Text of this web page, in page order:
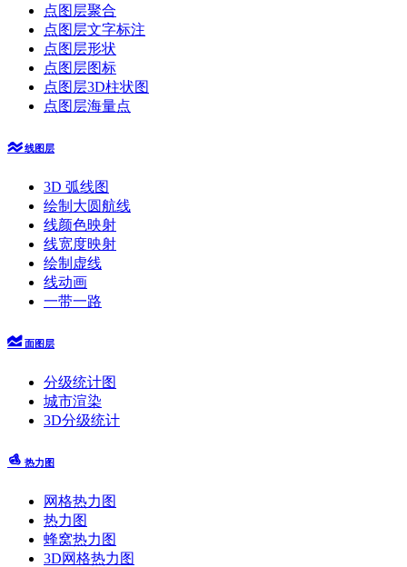
点图层聚合
点图层文字标注
点图层形状
点图层图标
点图层3D柱状图
点图层海量点
线图层
3D 弧线图
绘制大圆航线
线颜色映射
线宽度映射
绘制虚线
线动画
一带一路
面图层
分级统计图
城市渲染
3D分级统计
热力图
网格热力图
热力图
蜂窝热力图
3D网格热力图